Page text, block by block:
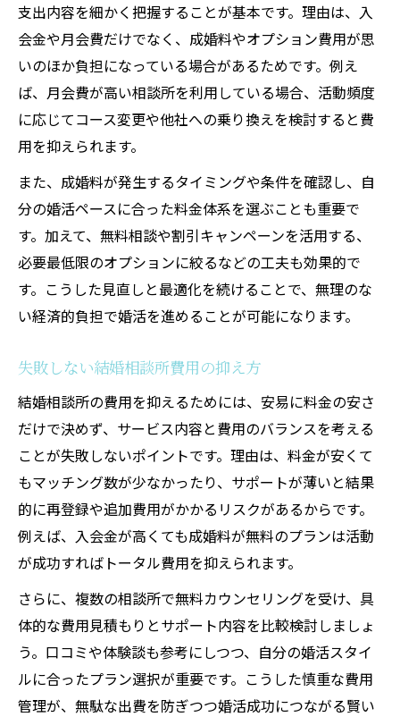
支出内容を細かく把握することが基本です。理由は、入
会金や月会費だけでなく、成婚料やオプション費用が思
いのほか負担になっている場合があるためです。例え
ば、月会費が高い相談所を利用している場合、活動頻度
に応じてコース変更や他社への乗り換えを検討すると費
用を抑えられます。
また、成婚料が発生するタイミングや条件を確認し、自
分の婚活ペースに合った料金体系を選ぶことも重要で
す。加えて、無料相談や割引キャンペーンを活用する、
必要最低限のオプションに絞るなどの工夫も効果的で
す。こうした見直しと最適化を続けることで、無理のな
い経済的負担で婚活を進めることが可能になります。
失敗しない結婚相談所費用の抑え方
結婚相談所の費用を抑えるためには、安易に料金の安さ
だけで決めず、サービス内容と費用のバランスを考える
ことが失敗しないポイントです。理由は、料金が安くて
もマッチング数が少なかったり、サポートが薄いと結果
的に再登録や追加費用がかかるリスクがあるからです。
例えば、入会金が高くても成婚料が無料のプランは活動
が成功すればトータル費用を抑えられます。
さらに、複数の相談所で無料カウンセリングを受け、具
体的な費用見積もりとサポート内容を比較検討しましょ
う。口コミや体験談も参考にしつつ、自分の婚活スタイ
ルに合ったプラン選択が重要です。こうした慎重な費用
管理が、無駄な出費を防ぎつつ婚活成功につながる賢い